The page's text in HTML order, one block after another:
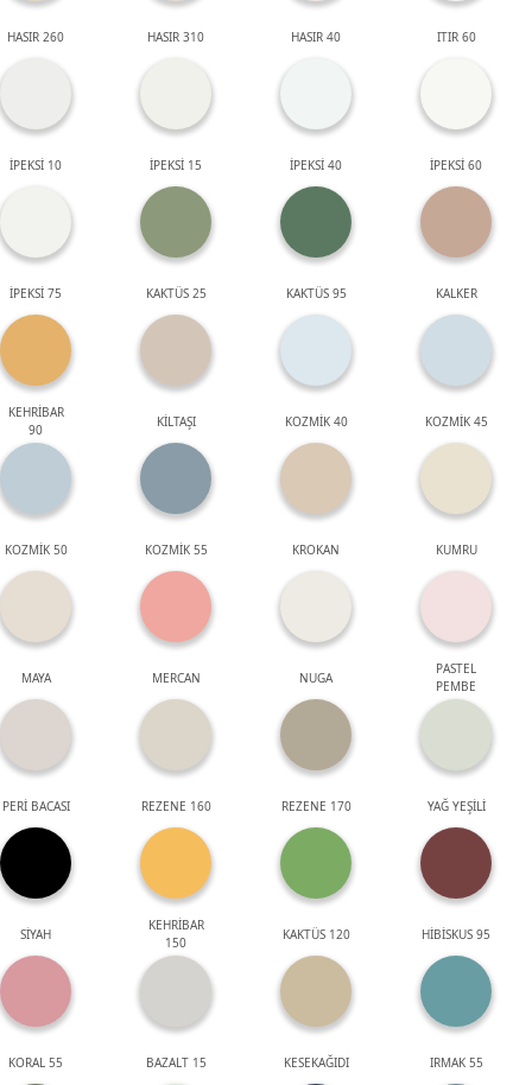
HASIR 260 HASIR 310 HASIR 40 ITIR 60
İPEKSİ 10 İPEKSİ 15 İPEKSİ 40 İPEKSİ 60
İPEKSİ 75 KAKTÜS 25 KAKTÜS 95 KALKER
KEHRİBAR
90
KİLTAŞI KOZMİK 40 KOZMİK 45
KOZMİK 50 KOZMİK 55 KROKAN KUMRU
MAYA MERCAN NUGA
PASTEL
PEMBE
PERİ BACASI REZENE 160 REZENE 170 YAĞ YEŞİLİ
SİYAH
KEHRİBAR
150
KAKTÜS 120 HİBİSKUS 95
KORAL 55 BAZALT 15 KESEKAĞIDI IRMAK 55